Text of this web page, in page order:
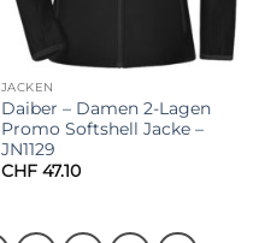
JACKEN
Daiber – Damen 2-Lagen
Promo Softshell Jacke –
JN1129
CHF47.10